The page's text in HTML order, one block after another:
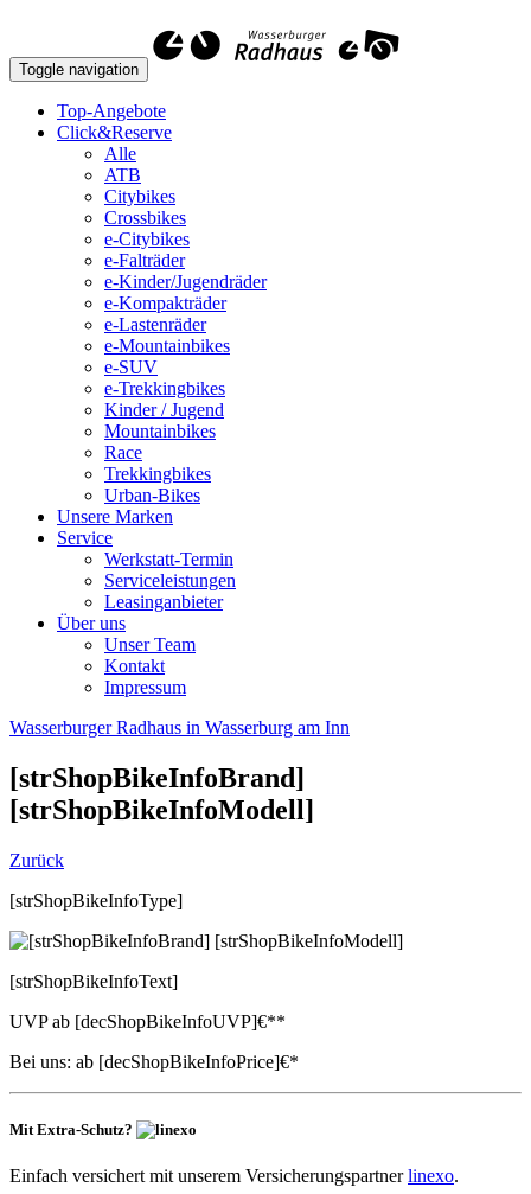
Toggle navigation
Top-Angebote
Click&Reserve
Alle
ATB
Citybikes
Crossbikes
e-Citybikes
e-Falträder
e-Kinder/Jugendräder
e-Kompakträder
e-Lastenräder
e-Mountainbikes
e-SUV
e-Trekkingbikes
Kinder / Jugend
Mountainbikes
Race
Trekkingbikes
Urban-Bikes
Unsere Marken
Service
Werkstatt-Termin
Serviceleistungen
Leasinganbieter
Über uns
Unser Team
Kontakt
Impressum
Wasserburger Radhaus in Wasserburg am Inn
[strShopBikeInfoBrand]
[strShopBikeInfoModell]
Zurück
[strShopBikeInfoType]
[strShopBikeInfoText]
UVP ab [decShopBikeInfoUVP]€**
Bei uns: ab [decShopBikeInfoPrice]€*
Mit Extra-Schutz?
Einfach versichert mit unserem Versicherungspartnerlinexo.